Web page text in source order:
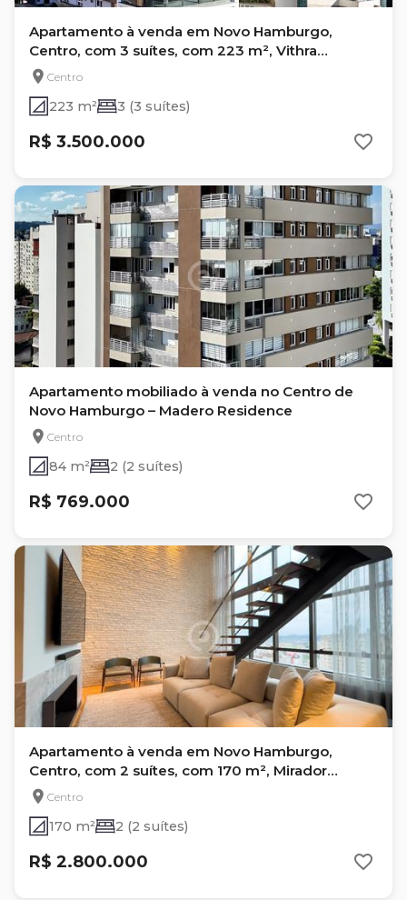
Apartamento à venda em Novo Hamburgo,
Centro, com 3 suítes, com 223 m², Vithra
Residencial
Centro
223 m² 3 (3 suítes)
R$ 3.500.000
Apartamento mobiliado à venda no Centro de
Novo Hamburgo – Madero Residence
Centro
84 m² 2 (2 suítes)
R$ 769.000
Apartamento à venda em Novo Hamburgo,
Centro, com 2 suítes, com 170 m², Mirador
Residence
Centro
170 m² 2 (2 suítes)
R$ 2.800.000